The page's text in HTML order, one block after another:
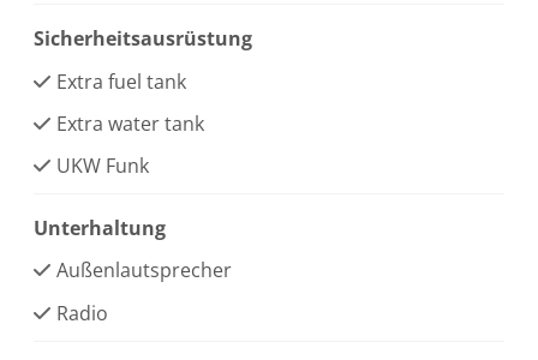
Sicherheitsausrüstung
Extra fuel tank
Extra water tank
UKW Funk
Unterhaltung
Außenlautsprecher
Radio